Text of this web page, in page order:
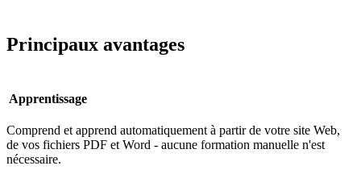
Principaux avantages
Apprentissage
Comprend et apprend automatiquement à partir de votre site Web,
de vos fichiers PDF et Word - aucune formation manuelle n'est
nécessaire.